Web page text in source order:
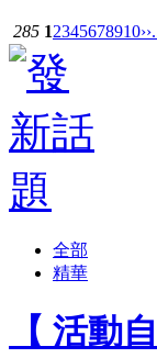
285 12345678910››
全部
精華
【 活動